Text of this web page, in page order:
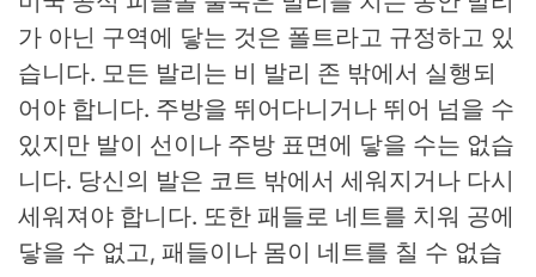
가 아닌 구역에 닿는 것은 폴트라고 규정하고 있
습니다. 모든 발리는 비 발리 존 밖에서 실행되
어야 합니다. 주방을 뛰어다니거나 뛰어 넘을 수
있지만 발이 선이나 주방 표면에 닿을 수는 없습
니다. 당신의 발은 코트 밖에서 세워지거나 다시
세워져야 합니다. 또한 패들로 네트를 치워 공에
닿을 수 없고, 패들이나 몸이 네트를 칠 수 없습